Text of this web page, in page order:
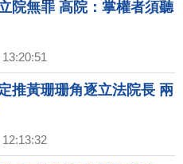
院無罪 高院：掌權者須聽
推黃珊珊角逐立法院長 兩